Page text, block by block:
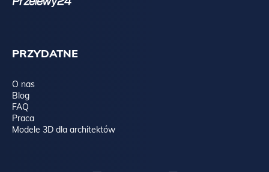
PRZYDATNE
O nas
Blog
FAQ
Praca
Modele 3D dla architektów